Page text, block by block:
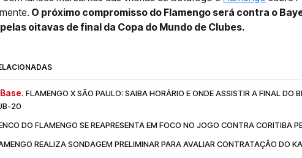
O próximo compromisso do Flamengo será contra o
oitavas de final da Copa do Mundo de Clubes.
FLAMENGO X SÃO PAULO: SAIBA HORÁRIO E ONDE ASSISTIR A FINAL DO
20
DO FLAMENGO SE REAPRESENTA EM FOCO NO JOGO CONTRA CORITIBA
REALIZA SONDAGEM PRELIMINAR PARA AVALIAR CONTRATAÇÃO DO